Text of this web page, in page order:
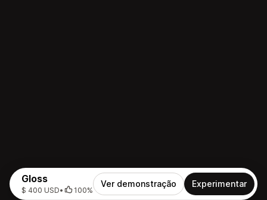
Gloss
$ 400 USD• 100%
Ver demonstração Experimentar